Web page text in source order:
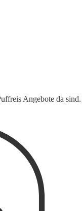
Angebote da sind.